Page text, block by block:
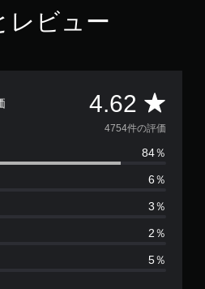
レビュー
4.62 評
価
数
は
7
4754件の評価
84％
6％
3％
2％
5％